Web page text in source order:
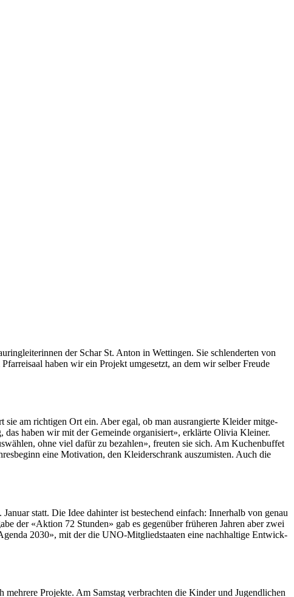
der Schar St. Anton in Wet­tin­gen. Sie schlen­derten von
haben wir ein Pro­jekt umge­set­zt, an dem wir sel­ber Freude
am richti­gen Ort ein. Aber egal, ob man aus­rang­ierte Klei­der mit­ge­
haben wir mit der Gemeinde organ­isiert», erk­lärte Olivia Klein­er.
ohne viel dafür zu bezahlen», freuten sie sich. Am Kuchen­buf­fet
eine Moti­va­tion, den Klei­der­schrank auszu­mis­ten. Auch die
statt. Die Idee dahin­ter ist bestechend ein­fach: Inner­halb von genau
der «Aktion 72 Stun­den» gab es gegenüber früheren Jahren aber zwei
2030», mit der die UNO-Mit­glied­staat­en eine nach­haltige Entwick­
Pro­jek­te. Am Sam­stag ver­bracht­en die Kinder und Jugendlichen